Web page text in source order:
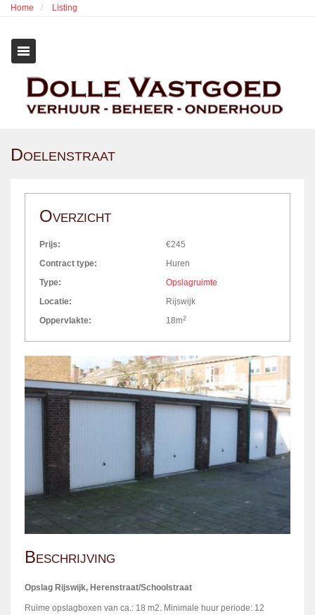
Overslaan
inhoud
gaan
Home Listing
Doelenstraat
Overzicht
Prijs:
€245
Contract type:
Huren
Type:
Opslagruimte
Locatie:
Rijswijk
Oppervlakte:
18m2
Beschrijving
Opslag Rijswijk, Herenstraat/Schoolstraat
Ruime opslagboxen van ca.: 18 m2. Minimale huur periode: 12